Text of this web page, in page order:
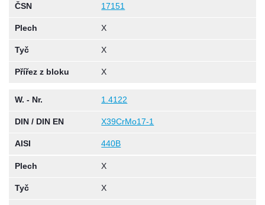
ČSN 17151
Plech X
Tyč X
Přířez z bloku X
W. - Nr. 1.4122
DIN / DIN EN X39CrMo17-1
AISI 440B
Plech X
Tyč X